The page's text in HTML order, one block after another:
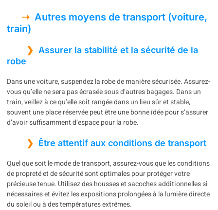
Autres moyens de transport (voiture,
train)
Assurer la stabilité et la sécurité de la
robe
Dans une voiture, suspendez la robe de manière sécurisée. Assurez-
vous qu’elle ne sera pas écrasée sous d’autres bagages. Dans un
train, veillez à ce qu’elle soit rangée dans un lieu sûr et stable,
souvent une place réservée peut être une bonne idée pour s’assurer
d’avoir suffisamment d’espace pour la robe.
Être attentif aux conditions de transport
Quel que soit le mode de transport, assurez-vous que les conditions
de propreté et de sécurité sont optimales pour protéger votre
précieuse tenue. Utilisez des housses et sacoches additionnelles si
nécessaires et évitez les expositions prolongées à la lumière directe
du soleil ou à des températures extrêmes.